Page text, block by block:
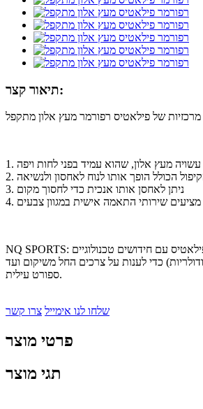
תיאור קצר:
מרכזיות של פילאטיס רפורמר מעץ אלון מתקפל
עשויה מעץ אלון, שהוא עמיד בפני לחות ויפה
הקיפול הכולל הופך אותו לנוח לאחסון ולנשיאה
3. ניתן לאחסן אותו אנכית כדי לחסוך מקום
מציעים שירותי התאמה אישית במגוון צבעים
NQ SPORTS: מעצים את מתרגלי פילאטיס עם חידושים טכנולוגיים
כדי לענות על צרכים החל משיקום ועד
ספורט עילית.
שלחו לנו אימייל צרו קשר
פרטי מוצר
תגי מוצר